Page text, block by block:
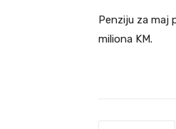
Penziju za maj
miliona KM.